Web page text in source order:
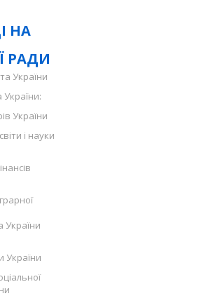
НА
РАДИ
України
України
і науки
України
України